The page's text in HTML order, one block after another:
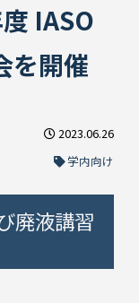
IASO
を開催
2023.06.26
学内向け
廃液講習